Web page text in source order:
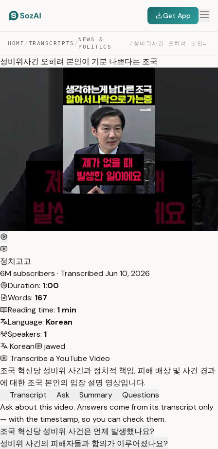
Get App
HOME / TRANSCRIPTS /
NEWS &
POLITICS
/ 성비위사건 오히려 본인이 기분 나쁘다는 조국 — TRANSCRIPT
성비위사건 오히려 본인이 기분 나쁘다는 조국
정치고고
6M subscribers · Transcribed Jun 10, 2026
Duration: 1:00
Words: 167
Reading time: 1 min
Language: Korean
Speakers: 1
Korean
jawed
Transcribe a YouTube Video
조국 혁신당 성비위 사건과 정치적 책임, 피해 배상 및 사건 경과
에 대한 조국 본인의 입장 설명 영상입니다.
Transcript
Ask Summary
Questions
Ask about this video. Answers come from its transcript only
— with the timestamp, so you can check them.
조국 혁신당 성비위 사건은 언제 발생했나요?
성비위 사건의 피해자들과 합의가 이루어졌나요?